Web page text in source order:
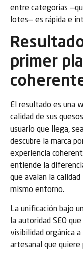
entre categorías
lotes— es rápida e
primer
El resultado es una
calidad de sus
usuario que llega,
descubre la marca
experiencia
entiende la
que avalan la
mismo entorno.
La unificación bajo
la autoridad SEO
visibilidad orgánica
artesanal que quiere